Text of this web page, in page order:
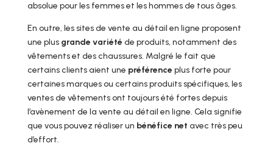
absolue pour les femmes et les hommes de tous âges.
En outre, les sites de vente au détail en ligne proposent
une plusgrande variété de produits, notamment des
vêtements et des chaussures. Malgré le fait que
certains clients aient une préférence plus forte pour
certaines marques ou certains produits spécifiques, les
ventes de vêtements ont toujours été fortes depuis
l’avènement de la vente au détail en ligne. Cela signifie
que vous pouvez réaliser un bénéfice net avec très peu
d’effort.